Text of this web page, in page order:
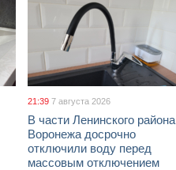
21:39 7 августа 2026
В части Ленинского района
Воронежа досрочно
отключили воду перед
массовым отключением